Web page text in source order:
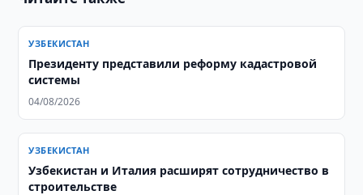
УЗБЕКИСТАН
Президенту представили реформу кадастровой
системы
04/08/2026
УЗБЕКИСТАН
Узбекистан и Италия расширят сотрудничество в
строительстве